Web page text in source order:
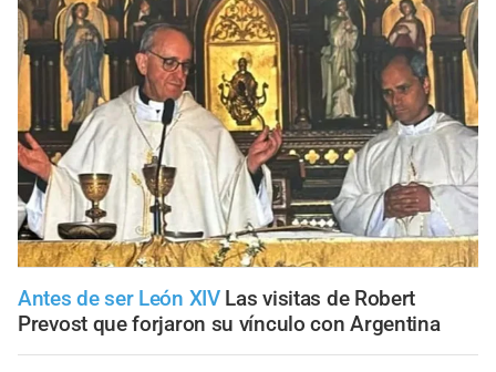
Antes de ser León XIV Las visitas de Robert
Prevost que forjaron su vínculo con Argentina